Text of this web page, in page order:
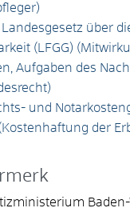
über
(LFGG)
Aufgaben des
und
der